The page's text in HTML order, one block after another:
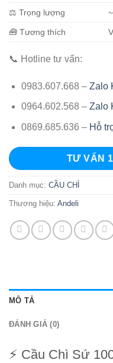
⚖️ Trọng lượng
🧰 Tương thích
📞 Hotline tư vấn:
0983.607.668 – Zalo
0964.602.568 – Zalo
0869.685.636 – Hỗ
TƯ VẤN
Danh mục: CẦU CHÌ
Thương hiệu: Andeli
MÔ TẢ
ĐÁNH GIÁ (0)
⚡ Cầu Chì Sứ